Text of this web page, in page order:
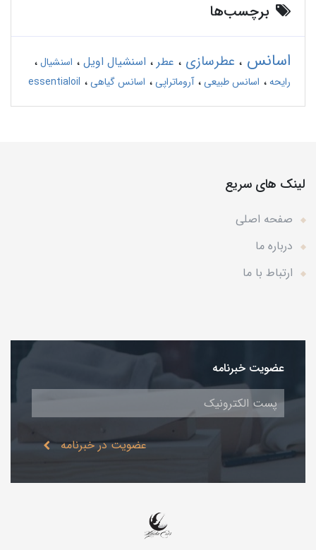
برچسب‌ها
اسانس عطرسازی عطر اسنشیال اویل
اسنشیال
رایحه
اسانس طبیعی آروماتراپی اسانس گیاهی essentialoil
لینک های سریع
صفحه اصلی
درباره ما
ارتباط با ما
عضویت خبرنامه
عضویت در خبرنامه